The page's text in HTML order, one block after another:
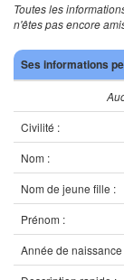
Toutes les
n'êtes pas encore
Ses informations
Civilité :
Nom :
Nom de jeune fille :
Prénom :
Année de naissance